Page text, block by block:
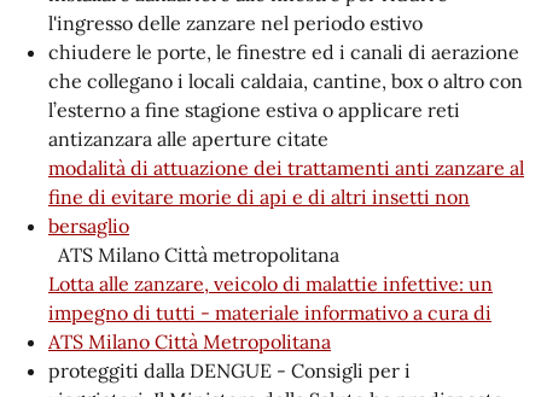
l'ingresso delle zanzare nel periodo estivo
chiudere le porte, le finestre ed i canali di aerazione
che collegano i locali caldaia, cantine, box o altro con
l’esterno a fine stagione estiva o applicare reti
antizanzara alle aperture citate
modalità di attuazione dei trattamenti anti zanzare al
fine di evitare morie di api e di altri insetti non
bersaglio
ATS Milano Città metropolitana
Lotta alle zanzare, veicolo di malattie infettive: un
impegno di tutti - materiale informativo a cura di
ATS Milano Città Metropolitana
proteggiti dalla DENGUE - Consigli per i